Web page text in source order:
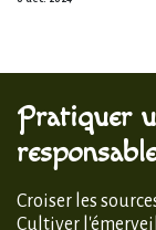
Pratiquer
responsable
Croiser les
Cultiver